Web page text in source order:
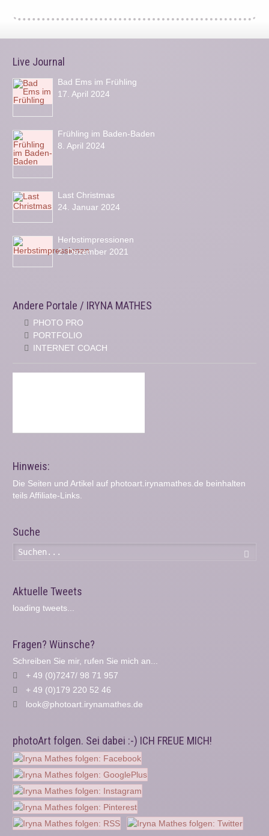
Live Journal
Bad Ems im Frühling
17. April 2024
Frühling im Baden-Baden
8. April 2024
Last Christmas
24. Januar 2024
Herbstimpressionen
2. Dezember 2021
Andere Portale / IRYNA MATHES
PHOTO PRO
PORTFOLIO
INTERNET COACH
Hinweis:
Die Seiten und Artikel auf photoart.irynamathes.de beinhalten
teils Affiliate-Links.
Suche
Aktuelle Tweets
loading tweets...
Fragen? Wünsche?
Schreiben Sie mir, rufen Sie mich an...
+ 49 (0)7247/ 98 71 957
+ 49 (0)179 220 52 46
look@photoart.irynamathes.de
photoArt folgen. Sei dabei :-) ICH FREUE MICH!